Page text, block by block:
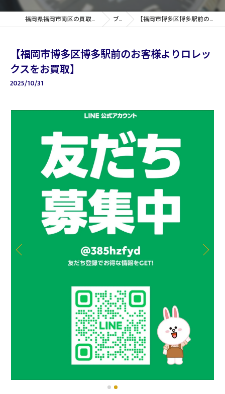
福岡県福岡市南区の買取なら買取専門店大吉 福岡野間店 ブログ 【福岡市博多区博多駅前のお客様よりロレックスをお買取】
【福岡市博多区博多駅前のお客様よりロレッ
クスをお買取】
2025/10/31